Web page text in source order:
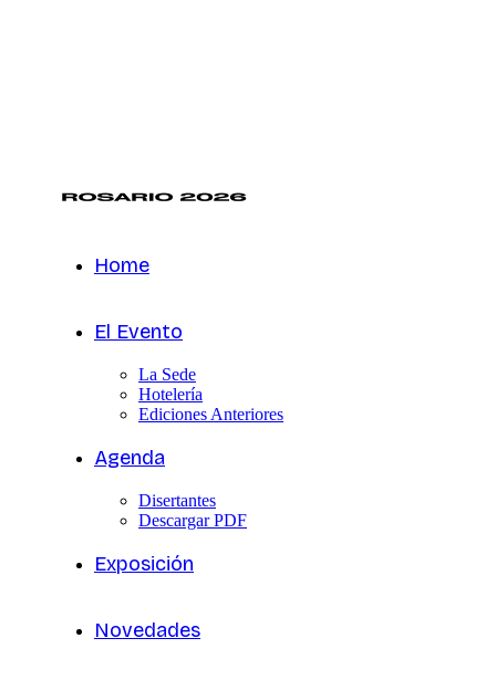
Home
El Evento
La Sede
Hotelería
Ediciones Anteriores
Agenda
Disertantes
Descargar PDF
Exposición
Novedades